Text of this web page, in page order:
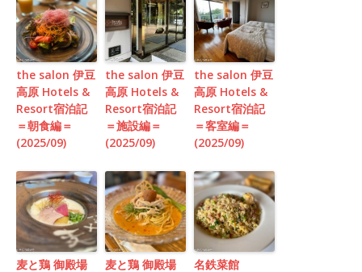
the salon 伊豆
高原 Hotels &
Resort宿泊記
＝朝食編＝
(2025/09)
the salon 伊豆
高原 Hotels &
Resort宿泊記
＝施設編＝
(2025/09)
the salon 伊豆
高原 Hotels &
Resort宿泊記
＝客室編＝
(2025/09)
麦と鶏 御殿場 麦と鶏 御殿場 名鉄菜館